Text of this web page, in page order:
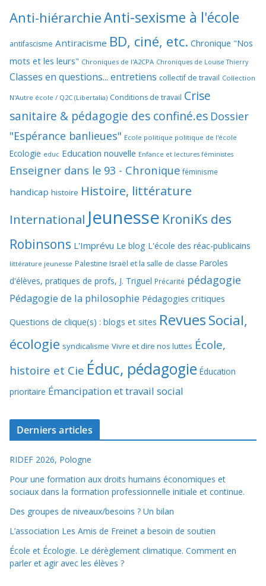
Anti-hiérarchieAnti-sexisme à l'école
antifascisme Antiracisme BD, ciné, etc. Chronique "Nos
mots et les leurs" Chroniques de l'A2CPA Chroniques de Louise Thierry
Classes en questions... entretiens collectif de travail Collection
N'Autre école / Q2C (Libertalia) Conditions de travail Crise
sanitaire & pédagogie des confiné.es Dossier
"Espérance banlieues" Ecole politique politique de l'école
Ecologie educ Education nouvelle Enfance et lectures féministes
Enseigner dans le 93 - Chronique féminisme
handicap histoire Histoire, littérature
International Jeunesse KroniKs des
Robinsons L'Imprévu Le blog L'école des réac-publicains
littérature jeunesse Palestine Israël et la salle de classe Paroles
d'élèves, pratiques de profs, J. Triguel Précarité pédagogie
Pédagogie de la philosophie Pédagogies critiques
Questions de clique(s) : blogs et sites RevuesSocial,
écologie syndicalisme Vivre et dire nos luttes École,
histoire et Cie Éduc, pédagogie Éducation
prioritaire Émancipation et travail social
Derniers articles
RIDEF 2026, Pologne
Pour une formation aux droits humains économiques et
sociaux dans la formation professionnelle initiale et continue.
Des groupes de niveaux/besoins ? Un bilan
L’association Les Amis de Freinet a besoin de soutien
École et Écologie. Le dérèglement climatique. Comment en
parler et agir avec les élèves ?